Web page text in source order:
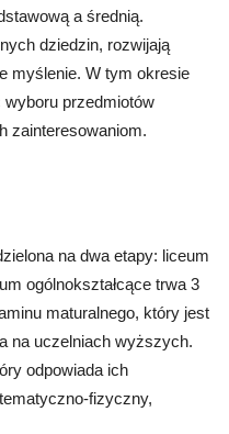
a średnią.
dziedzin, rozwijają
myślenie. W tym okresie
przedmiotów
zainteresowaniom.
na dwa etapy: liceum
ogólnokształcące trwa 3
maturalnego, który jest
na uczelniach wyższych.
odpowiada ich
fizyczny,